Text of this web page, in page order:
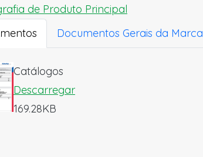
Documentos Gerais da Marca
Catálogos
Descarregar
169.28KB